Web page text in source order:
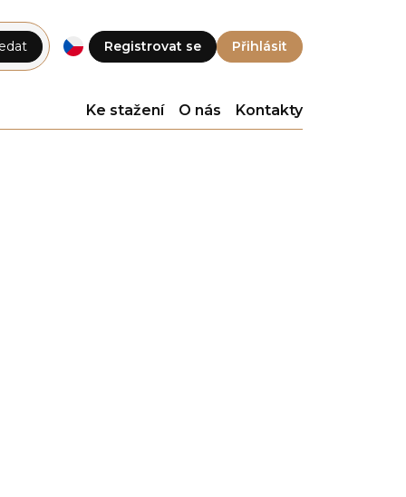
Registrovat se Přihlásit
Ke stažení O nás Kontakty